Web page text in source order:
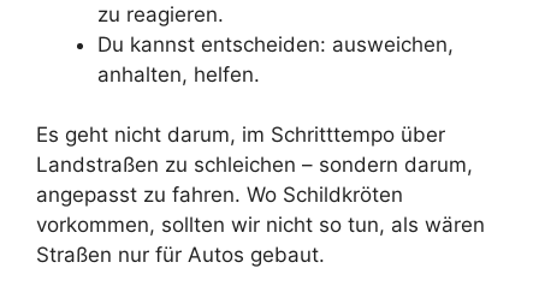
zu reagieren.
Du kannst entscheiden: ausweichen,
anhalten, helfen.
Es geht nicht darum, im Schritttempo über
Landstraßen zu schleichen – sondern darum,
angepasst zu fahren. Wo Schildkröten
vorkommen, sollten wir nicht so tun, als wären
Straßen nur für Autos gebaut.